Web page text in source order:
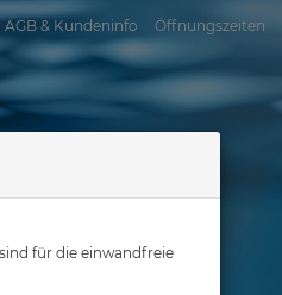
AGB & Kundeninfo Öffnungszeiten
für die einwandfreie